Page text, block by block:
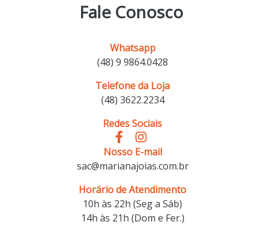
Fale Conosco
Whatsapp
(48) 9 9864.0428
Telefone da Loja
(48) 3622.2234
Redes Sociais
Nosso E-mail
sac@marianajoias.com.br
Horário de Atendimento
10h às 22h (Seg a Sáb)
14h às 21h (Dom e Fer.)